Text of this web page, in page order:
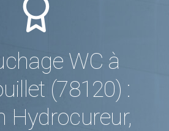
WC à
(78120) :
Hydrocureur,